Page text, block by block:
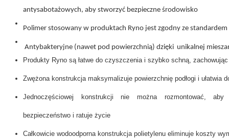
OBUDOWA OCHRONNA TV
OSŁONA GRZEJNIKA
SZAFKI PRZYŁÓŻKOWE
MEBLE WIĘZIENNE
antysabotażowych, aby stworzyć bezpieczne środowisko
Polimer stosowany w produktach Ryno jest zgodny ze standardem
Antybakteryjne (nawet pod powierzchnią) dzięki unikalnej
Produkty Ryno są łatwe do czyszczenia i szybko schną,
Zwężona konstrukcja maksymalizuje powierzchnię podłogi i ułatwia
Jednoczęściowej konstrukcji nie można rozmontować,
bezpieczeństwo i ratuje życie
Całkowicie wodoodporna konstrukcja polietylenu eliminuje koszty